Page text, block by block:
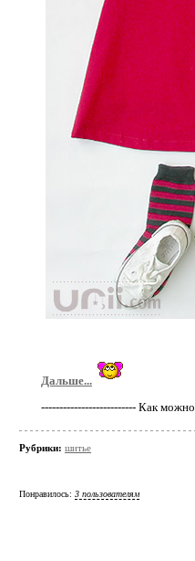
Дальше...
-------------------------- Как можно
Рубрики: шитье
Понравилось: 3 пользователям